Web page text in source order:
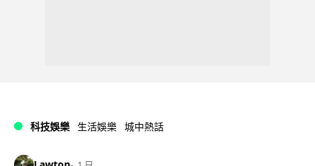
科技娛樂 生活娛樂 城中熱話